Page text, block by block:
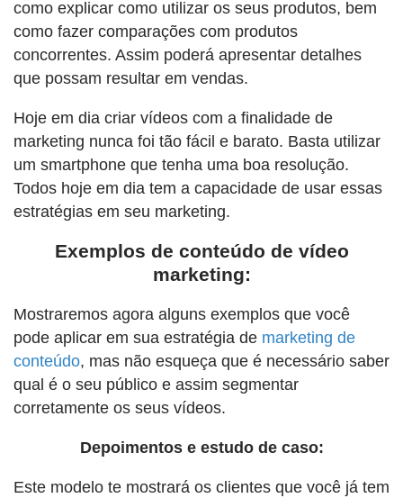
como explicar como utilizar os seus produtos, bem
como fazer comparações com produtos
concorrentes. Assim poderá apresentar detalhes
que possam resultar em vendas.
Hoje em dia criar vídeos com a finalidade de
marketing nunca foi tão fácil e barato. Basta utilizar
um smartphone que tenha uma boa resolução.
Todos hoje em dia tem a capacidade de usar essas
estratégias em seu marketing.
Exemplos de conteúdo de vídeo
marketing:
Mostraremos agora alguns exemplos que você
pode aplicar em sua estratégia de marketing de
conteúdo, mas não esqueça que é necessário saber
qual é o seu público e assim segmentar
corretamente os seus vídeos.
Depoimentos e estudo de caso:
Este modelo te mostrará os clientes que você já tem